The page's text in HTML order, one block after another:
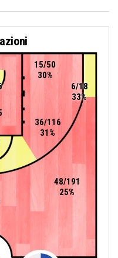
36/116
31%
15/50
30%
48/191
25%
6/18
33%